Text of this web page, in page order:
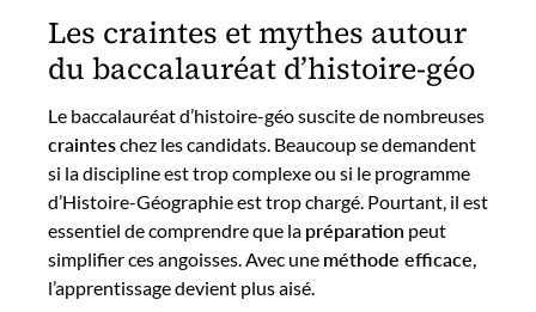
Les craintes et mythes autour
du baccalauréat d’histoire-géo
Le baccalauréat d’histoire-géo suscite de nombreuses
crainteschez les candidats. Beaucoup se demandent
si la discipline est trop complexe ou si le programme
d’Histoire-Géographie est trop chargé. Pourtant, il est
essentiel de comprendre que la préparation peut
simplifier ces angoisses. Avec une méthode efficace
l’apprentissage devient plus aisé.